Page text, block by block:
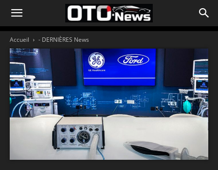
Accueil - DERNIÈRES News